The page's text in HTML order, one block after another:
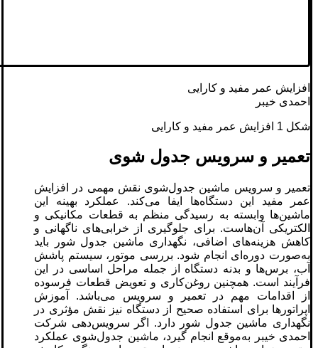
افزایش عمر مفید و کارایی
احمدی خیبر
شکل 1 افزایش عمر مفید و کارایی
تعمیر و سرویس جدول‌ شوی
تعمیر و سرویس ماشین جدول‌شوی نقش مهمی در افزایش
عمر مفید این دستگاه‌ها ایفا می‌کند. عملکرد بهینه این
ماشین‌ها وابسته به رسیدگی منظم به قطعات مکانیکی و
الکتریکی آن‌هاست. برای جلوگیری از خرابی‌های ناگهانی و
کاهش هزینه‌های اضافی، نگهداری ماشین جدول شور باید
به‌صورت دوره‌ای انجام شود. بررسی موتور، سیستم پاشش
آب، برس‌ها و بدنه دستگاه از جمله مراحل اساسی در این
فرآیند است. همچنین روغن‌کاری و تعویض قطعات فرسوده
از اقدامات مهم در تعمیر و سرویس می‌باشد. آموزش
اپراتورها برای استفاده صحیح از دستگاه نیز نقش مؤثری در
نگهداری ماشین جدول شور دارد. اگر سرویس‌دهی شرکت
احمدی خیبر به‌موقع انجام گیرد، ماشین جدول‌شوی عملکرد